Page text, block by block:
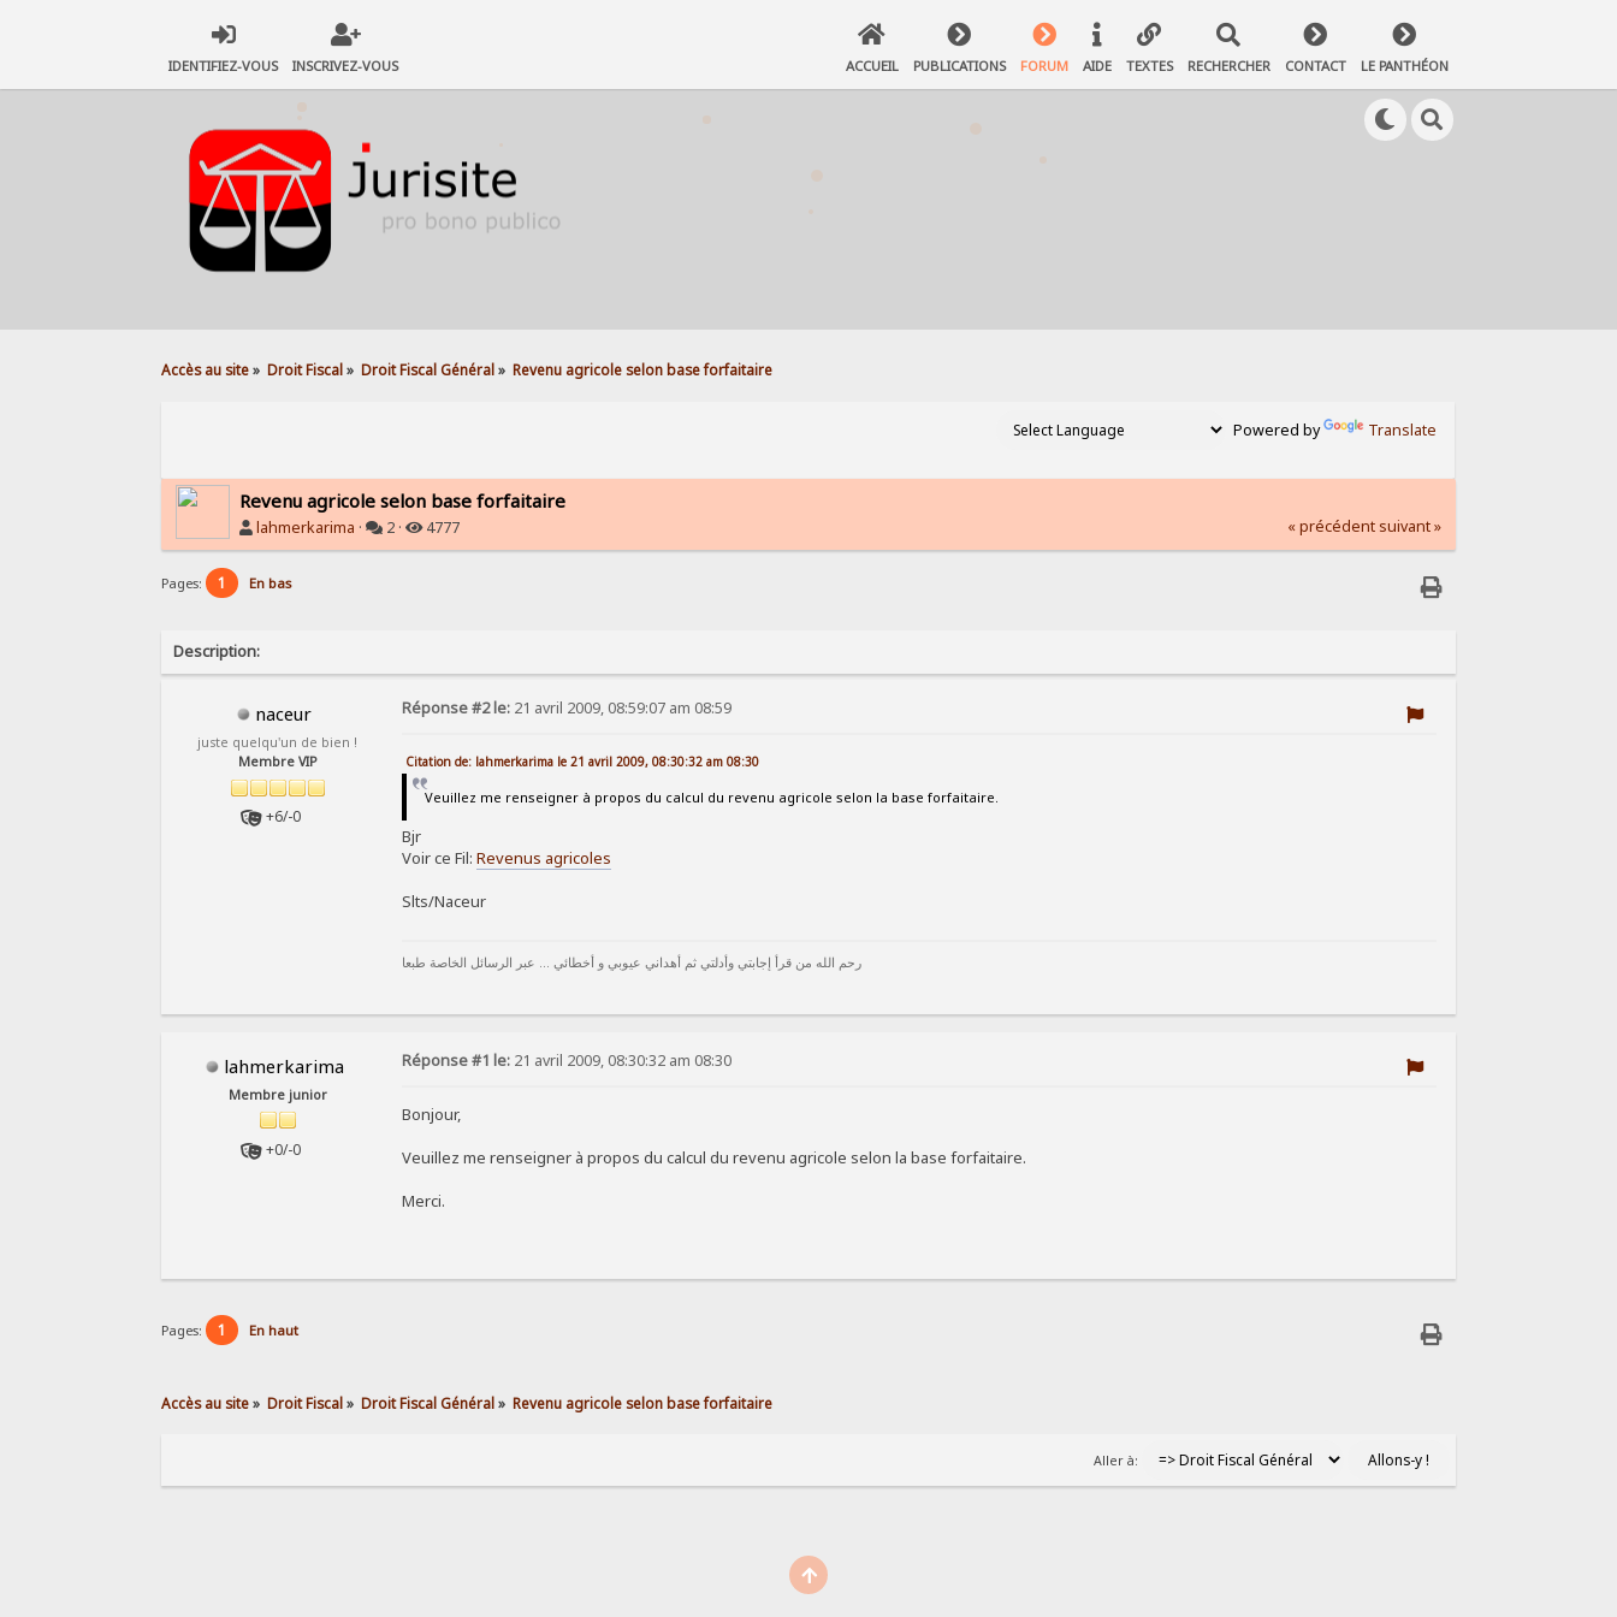
IDENTIFIEZ-VOUS INSCRIVEZ-VOUS ACCUEIL PUBLICATIONS FORUM AIDE TEXTES RECHERCHER CONTACT LE PANTHÉON
Accès au site» Droit Fiscal» Droit Fiscal Général» Revenu agricole selon base forfaitaire
Powered by Translate
Revenu agricole selon base forfaitaire
lahmerkarima · 2 · 4777 « précédent suivant »
Pages: 1 En bas
Description:
naceur
juste quelqu'un de bien !
Membre VIP
+6/-0
Réponse #2 le: 21 avril 2009, 08:59:07 am 08:59
Citation de: lahmerkarima le 21 avril 2009, 08:30:32 am 08:30
Veuillez me renseigner à propos du calcul du revenu agricole selon la base forfaitaire.
Bjr
Voir ce Fil:Revenus agricoles
Slts/Naceur
رحم الله من قرأ إجابتي وأدلتي ثم أهداني عيوبي و أخطائي ... عبر الرسائل الخاصة طبعا
lahmerkarima
Membre junior
+0/-0
Réponse #1 le: 21 avril 2009, 08:30:32 am 08:30
Bonjour,
Veuillez me renseigner à propos du calcul du revenu agricole selon la base forfaitaire.
Merci.
Pages: 1 En haut
Accès au site» Droit Fiscal» Droit Fiscal Général» Revenu agricole selon base forfaitaire
Aller à: